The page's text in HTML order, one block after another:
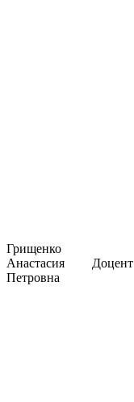
Грищенко
Анастасия
Петровна
Доцент